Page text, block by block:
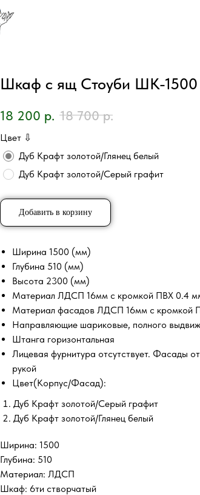
Шкаф с ящ Стоуби ШК-1500
18 200 р. 18 700 р.
Цвет ⇩
Дуб Крафт золотой/Глянец белый
Дуб Крафт золотой/Серый графит
Добавить в корзину
Ширина 1500 (мм)
Глубина 510 (мм)
Высота 2300 (мм)
Материал ЛДСП 16мм с кромкой ПВХ 0.4
Материал фасадов ЛДСП 16мм с кромкой
Направляющие шариковые, полного
Штанга горизонтальная
Лицевая фурнитура отсутствует. Фасады
рукой
Цвет(Корпус/Фасад):
Дуб Крафт золотой/Серый графит
Дуб Крафт золотой/Глянец белый
Ширина: 1500
Глубина: 510
Материал: ЛДСП
Шкаф: 6ти створчатый